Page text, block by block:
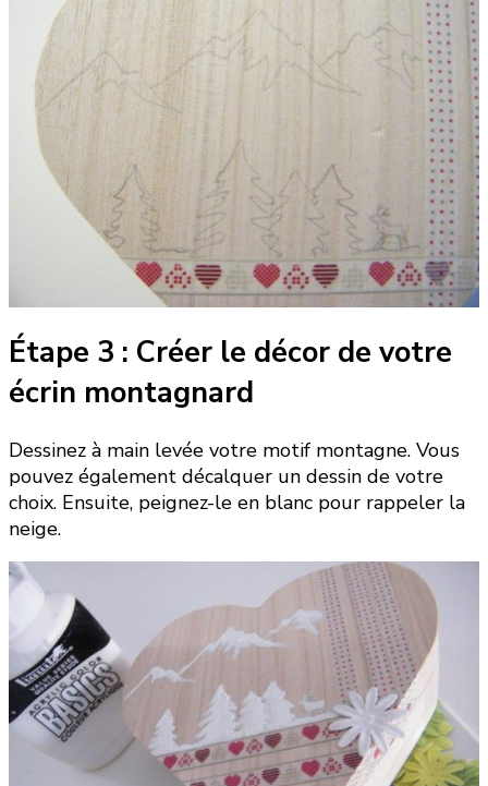
Étape 3 : Créer le décor de votre
écrin montagnard
Dessinez à main levée votre motif montagne. Vous
pouvez également décalquer un dessin de votre
choix. Ensuite, peignez-le en blanc pour rappeler la
neige.